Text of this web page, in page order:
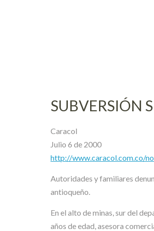
SUBVERSIÓN
Caracol
Julio 6 de 2000
http://www.caracol.com.co/
Autoridades y familiares
antioqueño.
En el alto de minas, sur del
años de edad, asesora